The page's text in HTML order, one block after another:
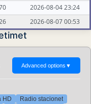
2026-08-04 23:24
2026-08-07 00:53
Advanced options ▼
HD
Radio stacionet